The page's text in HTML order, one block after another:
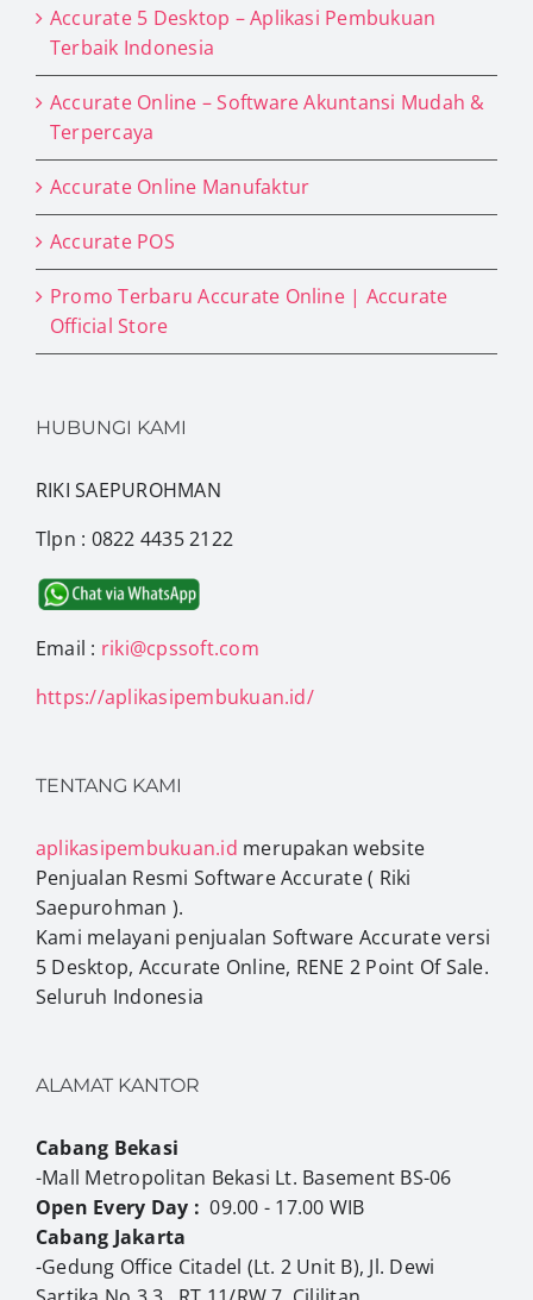
Accurate 5 Desktop – Aplikasi Pembukuan
Terbaik Indonesia
Accurate Online – Software Akuntansi Mudah &
Terpercaya
Accurate Online Manufaktur
Accurate POS
Promo Terbaru Accurate Online | Accurate
Official Store
HUBUNGI KAMI
RIKI SAEPUROHMAN
Tlpn : 0822 4435 2122
Email : riki@cpssoft.com
https://aplikasipembukuan.id/
TENTANG KAMI
aplikasipembukuan.id merupakan website
Penjualan Resmi Software Accurate ( Riki
Saepurohman ).
Kami melayani penjualan Software Accurate versi
5 Desktop, Accurate Online, RENE 2 Point Of Sale.
Seluruh Indonesia
ALAMAT KANTOR
Cabang Bekasi
-Mall Metropolitan Bekasi Lt. Basement BS-06
Open Every Day : 09.00 - 17.00 WIB
Cabang Jakarta
-Gedung Office Citadel (Lt. 2 Unit B), Jl. Dewi